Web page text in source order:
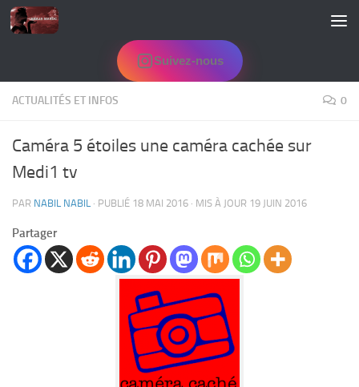
Skip to content
Suivez-nous
ACTUALITÉS ET INFOS 0
Caméra 5 étoiles une caméra cachée sur
Medi1 tv
PAR NABIL NABIL · PUBLIÉ 18 MAI 2016 · MIS À JOUR 19 JUIN 2016
Partager